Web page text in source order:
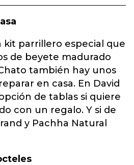
parrillero especial que
de beyete madurado
también hay unos
en casa. En David
de tablas si quiere
con un regalo. Y si de
y Pachha Natural